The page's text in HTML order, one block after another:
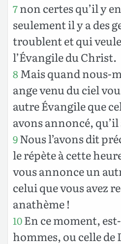
7non certes qu’il y
seulement il y a des
troublent et qui
l’Évangile du Christ.
8Mais quand nous-
ange venu du ciel
autre Évangile que
avons annoncé,
9Nous l’avons dit
le répète à cette
vous annonce un
celui que vous avez
anathème !
10En ce moment,
hommes, ou celle de